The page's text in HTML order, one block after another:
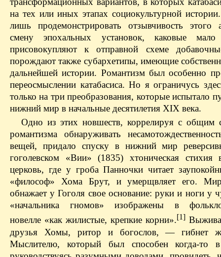
на тех или иных этапах социокультурной
лишь продемонстрировать отзывчивость этого
смену эпохальных установок, каковые
присовокупляют к отправной схеме
порождают также субархетипы, имеющие
дальнейшей истории. Романтизм был особенно
переосмыслении катабасиса. Но я ограничусь
только на три преобразования, которые испытало
нижний мир в начальные десятилетия XIX века.
Одно из этих новшеств, коррелируя с общим
романтизма обнаруживать
вещей, придало спуску в нижний мир
гоголевском «Вии» (1835) хтоническая стихия
церковь, где у гроба Панночки читает
«философ» Хома Брут, и умерщвляет его.
обнажает у Гоголя свое основание: руки и ноги у
«начальника гномов» изображены в
новелле «как жилистые, крепкие корни».[1]
друзья Хомы, ритор и богослов, — гибнет
Мыслителю, который был способен когда-то